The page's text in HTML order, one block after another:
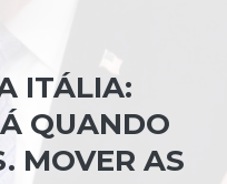
ITÁLIA:
QUANDO
MOVER AS